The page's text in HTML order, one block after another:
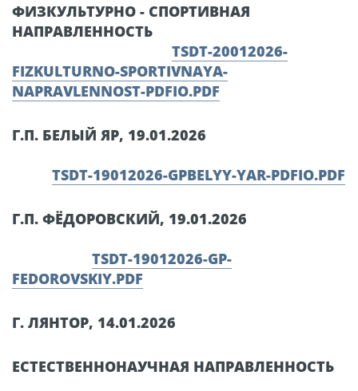
ФИЗКУЛЬТУРНО - СПОРТИВНАЯ
НАПРАВЛЕННОСТЬ
TSDT-20012026-
FIZKULTURNO-SPORTIVNAYA-
NAPRAVLENNOST-PDFIO.PDF
Г.П. БЕЛЫЙ ЯР, 19.01.2026
TSDT-19012026-GPBELYY-YAR-PDFIO.PDF
Г.П. ФЁДОРОВСКИЙ, 19.01.2026
TSDT-19012026-GP-
FEDOROVSKIY.PDF
Г. ЛЯНТОР, 14.01.2026
ЕСТЕСТВЕННОНАУЧНАЯ НАПРАВЛЕННОСТЬ